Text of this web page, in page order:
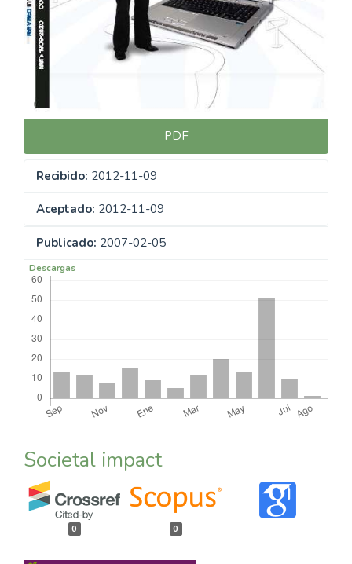
PDF
Recibido: 2012-11-09
Aceptado: 2012-11-09
Publicado: 2007-02-05
Descargas
Societal impact
0 0